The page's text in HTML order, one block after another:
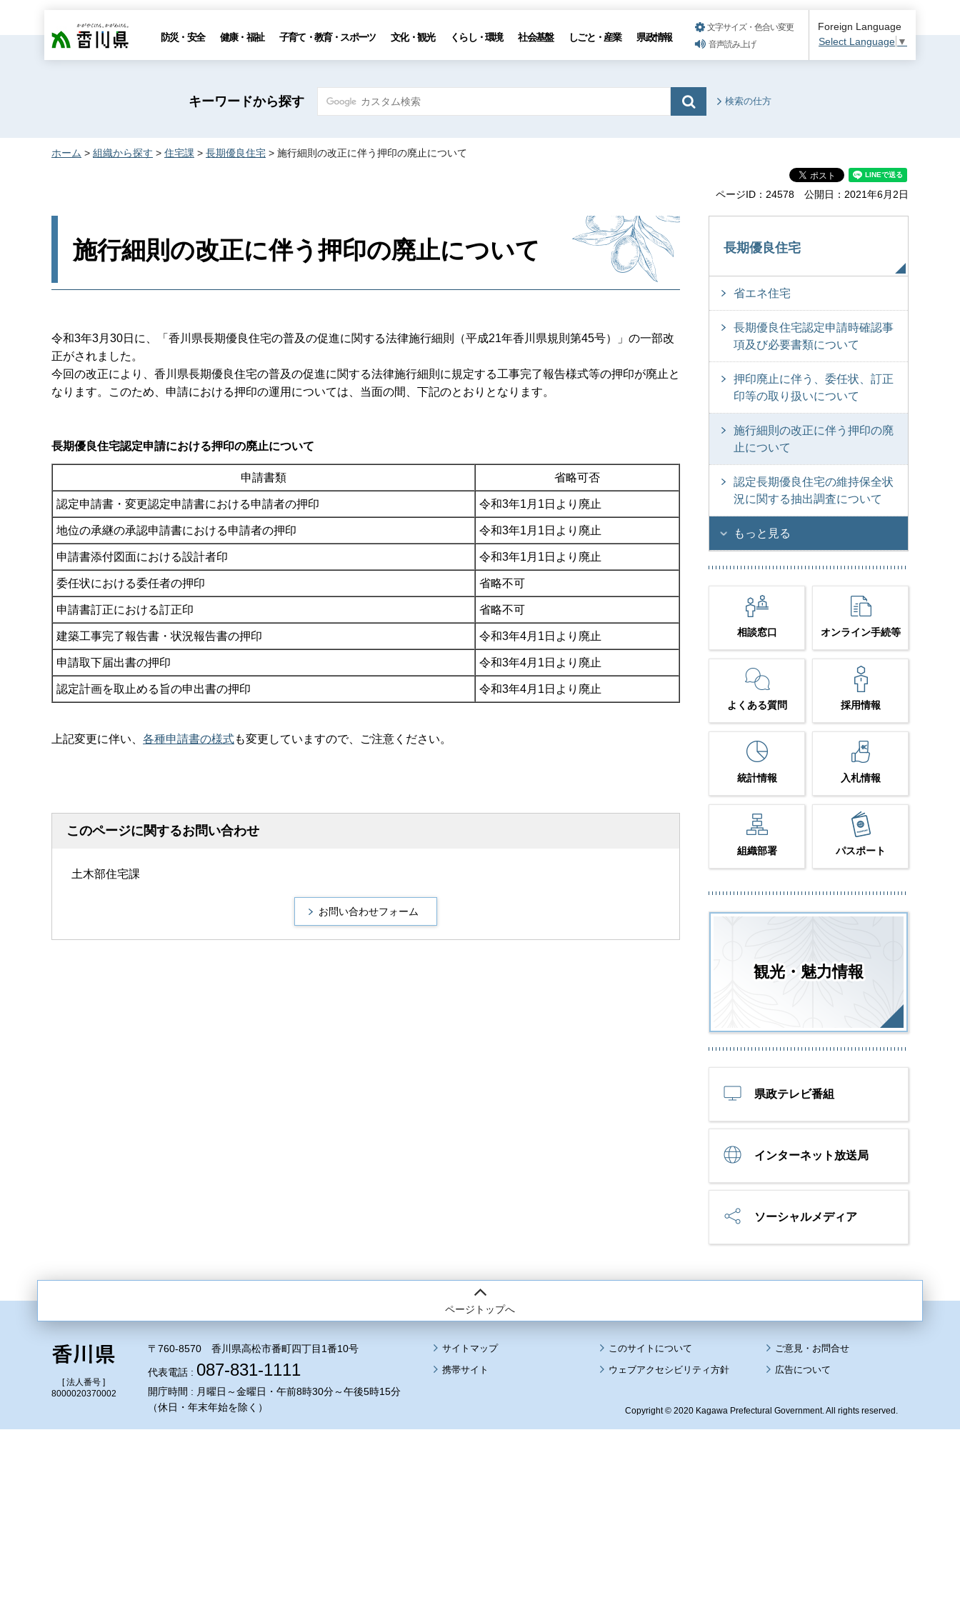
香川県 防災・安全 健康・福祉 子育て・教育・スポーツ 文化・観光 くらし・環境 社会基盤 しごと・産業 県政情報
文字サイズ・色合い変更
音声読み上げ
Foreign Language
Select Language ▼
キーワードから探す 検索の仕方
ホーム > 組織から探す > 住宅課 > 長期優良住宅 > 施行細則の改正に伴う押印の廃止について
ページID：24578 公開日：2021年6月2日
施行細則の改正に伴う押印の廃止について
令和3年3月30日に、「香川県長期優良住宅の普及の促進に関する法律施行細則（平成21年香川県規則第45号）」の一部改
正がされました。
今回の改正により、香川県長期優良住宅の普及の促進に関する法律施行細則に規定する工事完了報告様式等の押印が廃止と
なります。このため、申請における押印の運用については、当面の間、下記のとおりとなります。
長期優良住宅認定申請における押印の廃止について
申請書類 省略可否
認定申請書・変更認定申請書における申請者の押印 令和3年1月1日より廃止
地位の承継の承認申請書における申請者の押印 令和3年1月1日より廃止
申請書添付図面における設計者印 令和3年1月1日より廃止
委任状における委任者の押印 省略不可
申請書訂正における訂正印 省略不可
建築工事完了報告書・状況報告書の押印 令和3年4月1日より廃止
申請取下届出書の押印 令和3年4月1日より廃止
認定計画を取止める旨の申出書の押印 令和3年4月1日より廃止
上記変更に伴い、 各種申請書の様式も変更していますので、ご注意ください。
このページに関するお問い合わせ
土木部住宅課
長期優良住宅
省エネ住宅
長期優良住宅認定申請時確認事
項及び必要書類について
押印廃止に伴う、委任状、訂正
印等の取り扱いについて
施行細則の改正に伴う押印の廃
止について
認定長期優良住宅の維持保全状
況に関する抽出調査について
もっと見る
相談窓口 オンライン手続等
よくある質問 採用情報
統計情報 入札情報
組織部署 パスポート
観光・魅力情報
県政テレビ番組
インターネット放送局
ソーシャルメディア
ページトップへ
[ 法人番号 ]
8000020370002
〒760-8570 香川県高松市番町四丁目1番10号
代表電話 : 087-831-1111
開庁時間 : 月曜日～金曜日・午前8時30分～午後5時15分
（休日・年末年始を除く）
サイトマップ
このサイトについて
携帯サイト
ウェブアクセシビリティ方針 広告について
Copyright © 2020 Kagawa Prefectural Government. All rights reserved.